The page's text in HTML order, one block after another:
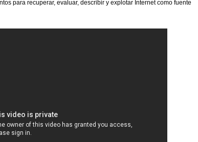
para recuperar, evaluar, describir y explotar Internet como fuente